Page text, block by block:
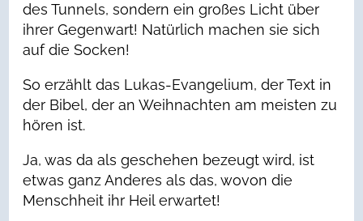
des Tunnels, sondern ein großes Licht über
ihrer Gegenwart! Natürlich machen sie sich
auf die Socken!
So erzählt das Lukas-Evangelium, der Text in
der Bibel, der an Weihnachten am meisten zu
hören ist.
Ja, was da als geschehen bezeugt wird, ist
etwas ganz Anderes als das, wovon die
Menschheit ihr Heil erwartet!